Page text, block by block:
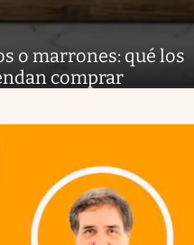
o marrones: qué los
comprar